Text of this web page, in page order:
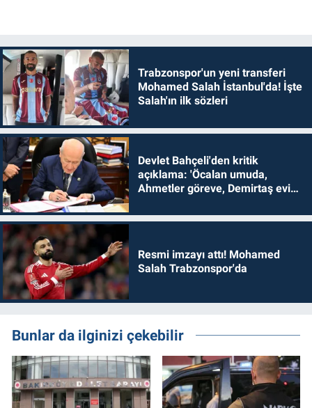
Trabzonspor'un yeni transferi
Mohamed Salah İstanbul'da! İşte
Salah'ın ilk sözleri
Devlet Bahçeli'den kritik
açıklama: 'Öcalan umuda,
Ahmetler göreve, Demirtaş evine
Resmi imzayı attı! Mohamed
Salah Trabzonspor'da
Bunlar da ilginizi çekebilir